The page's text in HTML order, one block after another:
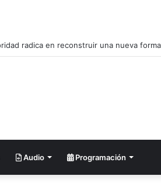
Audio Programación